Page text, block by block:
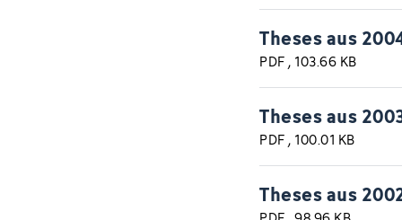
Theses aus
PDF, 103.66 KB
Theses aus
PDF, 100.01 KB
Theses aus